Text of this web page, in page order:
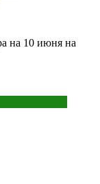
на 10 июня на